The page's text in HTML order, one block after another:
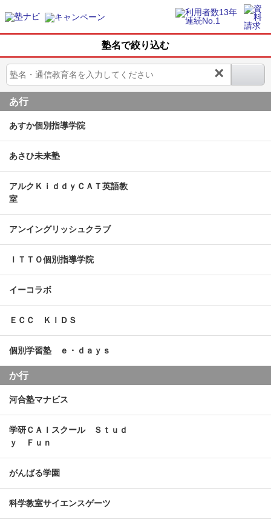
塾名で絞り込む
×
あ行
あすか個別指導学院
あさひ未来塾
アルクＫｉｄｄｙＣＡＴ英語教
室
アンイングリッシュクラブ
ＩＴＴＯ個別指導学院
イーコラボ
ＥＣＣ ＫＩＤＳ
個別学習塾 ｅ・ｄａｙｓ
か行
河合塾マナビス
学研ＣＡＩスクール Ｓｔｕｄ
ｙ Ｆｕｎ
がんばる学園
科学教室サイエンスゲーツ